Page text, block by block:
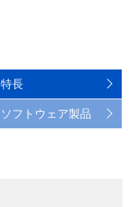
特長
ソフトウェア製品